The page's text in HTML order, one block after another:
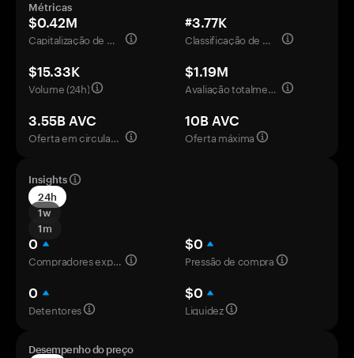
Métricas
$0.42M
Capitalização de mercado
#3.77K
Classificação de mercado
$15.33K
Volume (24h)
$1.19M
Avaliação totalmente diluída
3.55B AVC
Oferta em circulação
10B AVC
Oferta máxima
Insights
24h
1w
1m
0
Compradores experientes
$0
Pressão de compra
0
Detentores
$0
Liquidez
Desempenho do preço